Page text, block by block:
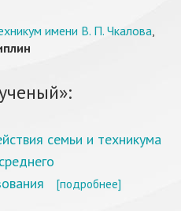
имени В. П. Чкалова,
семьи и техникума
[подробнее]